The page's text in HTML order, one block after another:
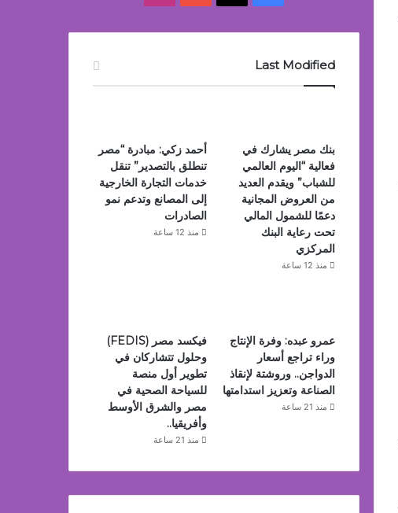
Last Modified
بنك مصر يشارك في
فعالية “اليوم العالمي
للشباب” ويقدم العديد
من العروض المجانية
دعمًا للشمول المالي
تحت رعاية البنك
المركزي
منذ 12 ساعة
أحمد زكي: مبادرة “مصر
تنطلق بالتصدير” تنقل
خدمات التجارة الخارجية
إلى المصانع وتدعم نمو
الصادرات
منذ 12 ساعة
عمرو عبده: وفرة الإنتاج
وراء تراجع أسعار
الدواجن.. وروشتة لإنقاذ
الصناعة وتعزيز استدامتها
منذ 21 ساعة
فيكسد مصر (FEDIS)
وحلول تتشاركان في
تطوير أول منصة
للسياحة الصحية في
مصر والشرق الأوسط
وأفريقيا..
منذ 21 ساعة